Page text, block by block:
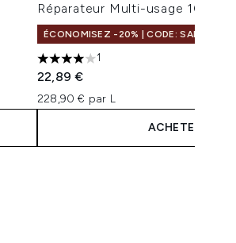
Réparateur Multi-usage 100 ml
ÉCONOMISEZ -20% | CODE: SALELF
4 étoiles sur un maximum de 5
1
22,89 €
228,90 € par L
ACHETER